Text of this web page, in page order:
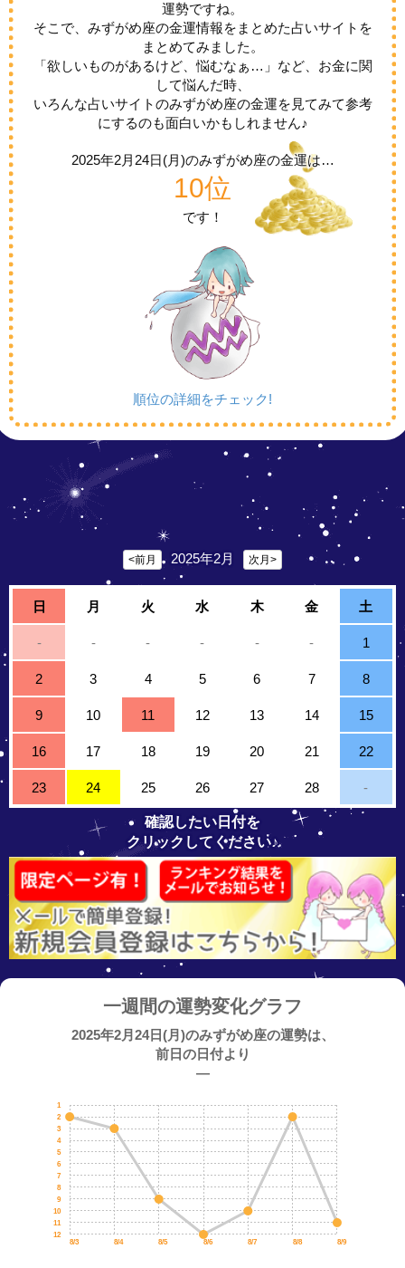
運勢ですね。
そこで、みずがめ座の金運情報をまとめた占いサイトを
まとめてみました。
「欲しいものがあるけど、悩むなぁ…」など、お金に関
して悩んだ時、
いろんな占いサイトのみずがめ座の金運を見てみて参考
にするのも面白いかもしれません♪
2025年2月24日(月)のみずがめ座の金運は…
10位
です！
順位の詳細をチェック!
<前月 2025年2月 次月>
日 月 火 水 木 金 土
- - - - - - 1
2 3 4 5 6 7 8
9 10 11 12 13 14 15
16 17 18 19 20 21 22
23 24 25 26 27 28 -
確認したい日付を
クリックしてください♪
一週間の運勢変化グラフ
2025年2月24日(月)のみずがめ座の運勢は、
前日の日付より
―
8/3 8/4 8/5 8/6 8/7 8/8 8/9
12
11
10
9
8
7
6
5
4
3
2
1